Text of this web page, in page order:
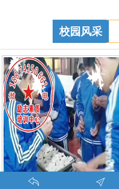
校园风采
特训学校师生携手包饺子体验生活美味-湖南青少年励志教育学校